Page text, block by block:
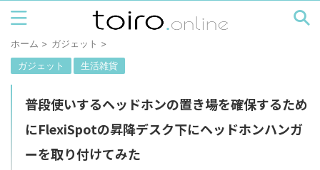
ホーム > ガジェット >
ガジェット
生活雑貨
普段使いするヘッドホンの置き場を確保するため
にFlexiSpotの昇降デスク下にヘッドホンハンガ
ーを取り付けてみた